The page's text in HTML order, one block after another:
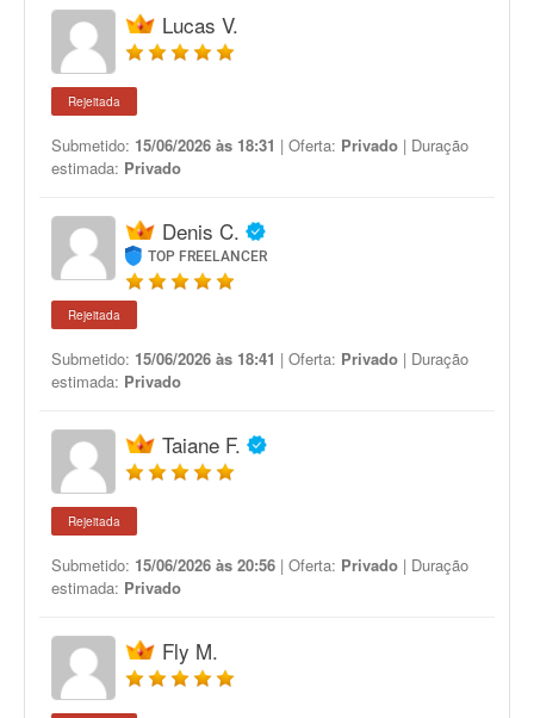
Lucas V.
Rejeitada
Submetido: 15/06/2026 às 18:31 | Oferta: Privado | Duração
estimada: Privado
Denis C.
TOP FREELANCER
Rejeitada
Submetido: 15/06/2026 às 18:41 | Oferta: Privado | Duração
estimada: Privado
Taiane F.
Rejeitada
Submetido: 15/06/2026 às 20:56 | Oferta: Privado | Duração
estimada: Privado
Fly M.